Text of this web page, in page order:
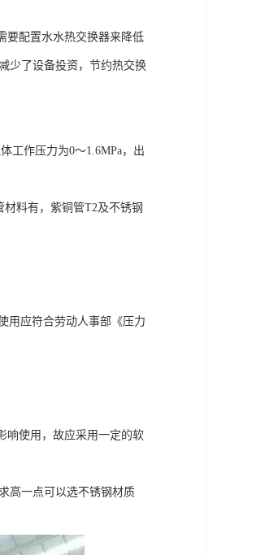
要配置水水热交换器来降低
少了设备投资，节约热交换
工作压力为0～1.6MPa，出
料有，紫铜管T2及不锈钢
用应符合劳动人事部《压力
响使用，故应采用一定的软
高一点可以选不锈钢材质